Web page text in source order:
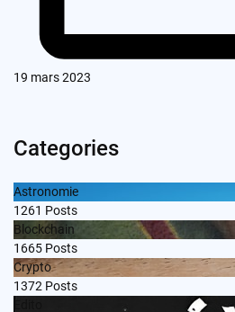
19 mars 2023
Categories
Astronomie
1261 Posts
Blockchain
1665 Posts
Crypto
1372 Posts